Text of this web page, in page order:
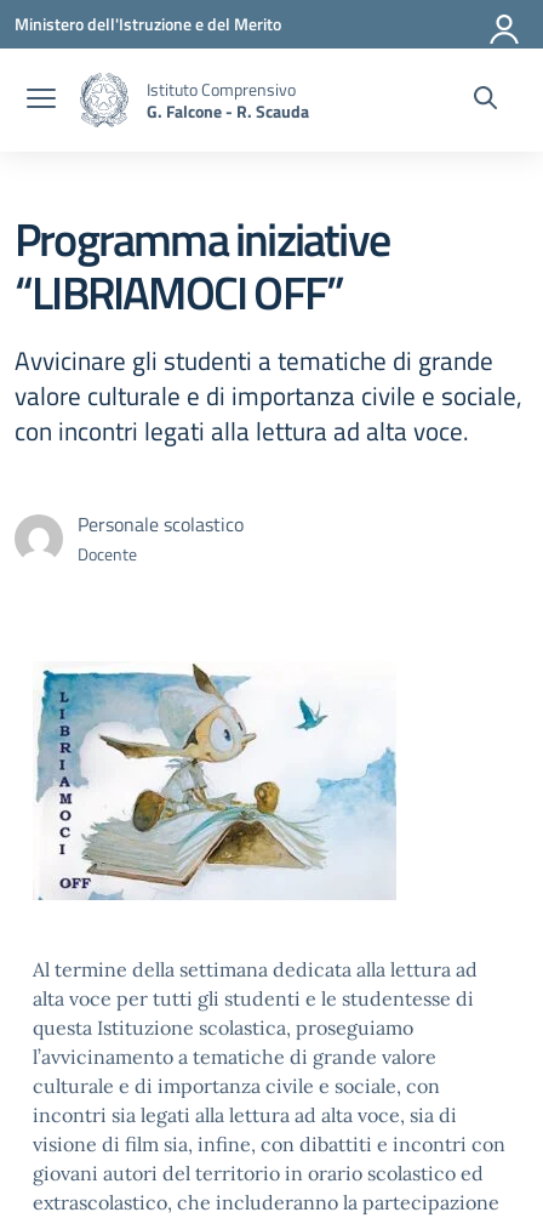
Vai ai contenuti
Vai al menu di navigazione
Vai al footer
Ministero dell'Istruzione e del Merito
Istituto Comprensivo
G. Falcone - R. Scauda
Programma iniziative
“LIBRIAMOCI OFF”
Avvicinare gli studenti a tematiche di grande
valore culturale e di importanza civile e sociale,
con incontri legati alla lettura ad alta voce.
Personale scolastico
Docente
Al termine della settimana dedicata alla lettura ad
alta voce per tutti gli studenti e le studentesse di
questa Istituzione scolastica, proseguiamo
l’avvicinamento a tematiche di grande valore
culturale e di importanza civile e sociale, con
incontri sia legati alla lettura ad alta voce, sia di
visione di film sia, infine, con dibattiti e incontri con
giovani autori del territorio in orario scolastico ed
extrascolastico, che includeranno la partecipazione